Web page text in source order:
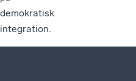
demokratisk
integration.